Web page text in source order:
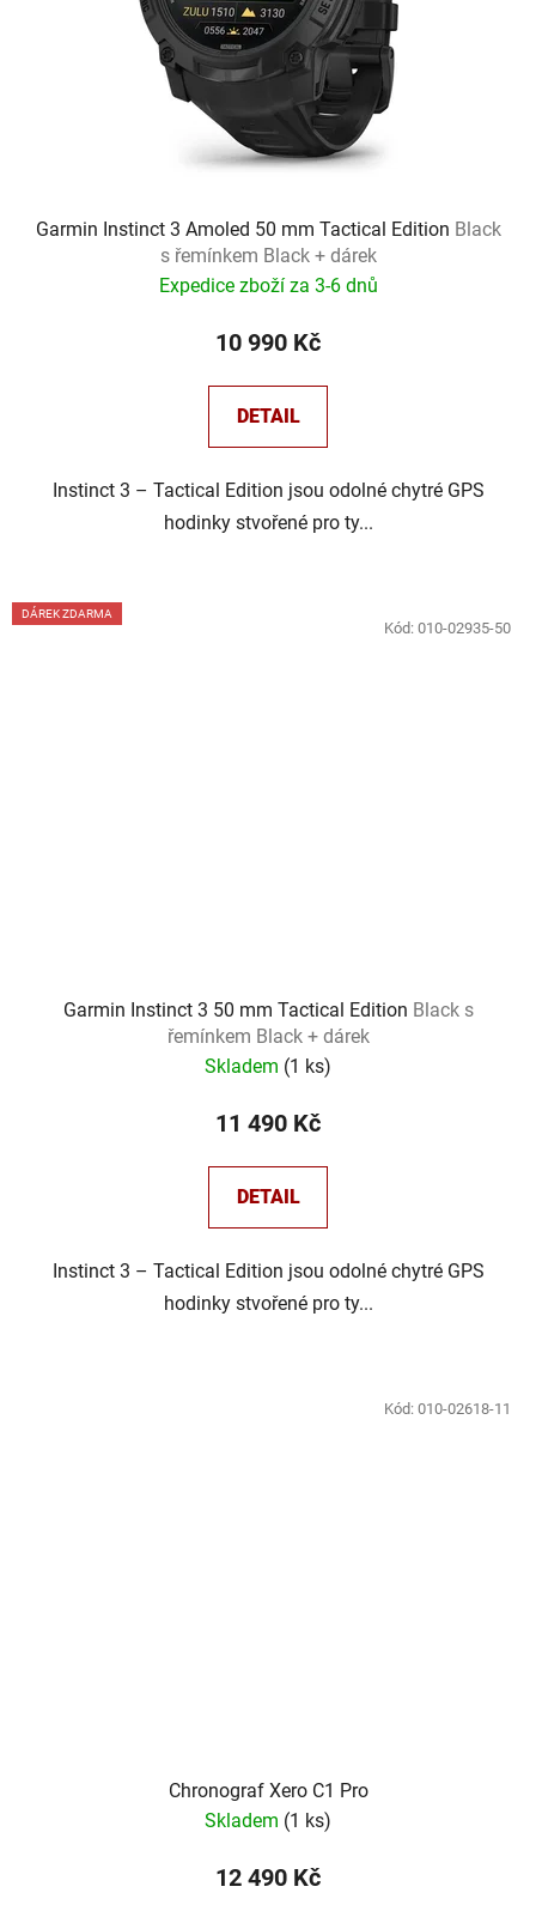
Garmin Instinct 3 Amoled 50 mm Tactical Edition Black
s řemínkem Black + dárek
Expedice zboží za 3-6 dnů
10 990 Kč
DETAIL
Instinct 3 – Tactical Edition jsou odolné chytré GPS
hodinky stvořené pro ty...
DÁREK ZDARMA
Garmin Instinct 3 50 mm Tactical Edition Black s
řemínkem Black + dárek
Skladem (1 ks)
11 490 Kč
DETAIL
Instinct 3 – Tactical Edition jsou odolné chytré GPS
hodinky stvořené pro ty...
Kód: 010-02935-50
Chronograf Xero C1 Pro
Skladem (1 ks)
12 490 Kč
Kód: 010-02618-11